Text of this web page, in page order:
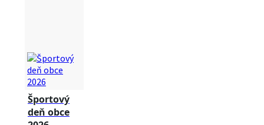
Športový
deň obce